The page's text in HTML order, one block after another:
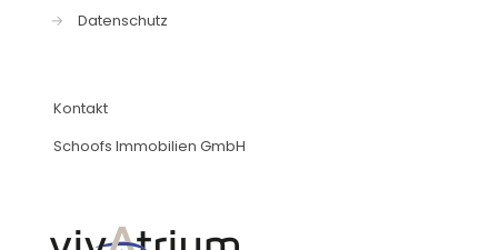
→
Datenschutz
Kontakt
Schoofs Immobilien GmbH